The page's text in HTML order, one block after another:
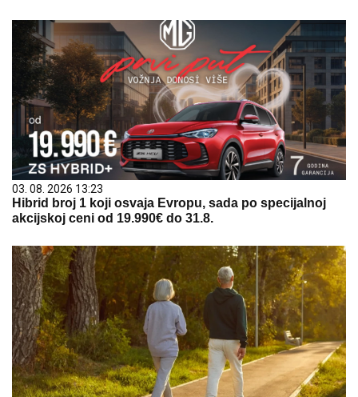
03. 08. 2026 13:23
Hibrid broj 1 koji osvaja Evropu, sada po specijalnoj
akcijskoj ceni od 19.990€ do 31.8.